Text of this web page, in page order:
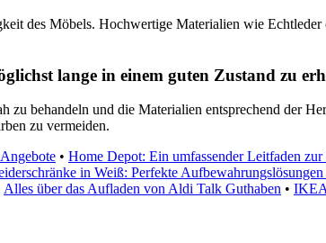
des Möbels. Hochwertige Materialien wie Echtleder
lange in einem guten Zustand zu
behandeln und die Materialien entsprechend der
zu vermeiden.
• Home Depot: Ein umfassender Leitfaden
in Weiß: Perfekte
Alles über das Aufladen von Aldi Talk Guthaben •